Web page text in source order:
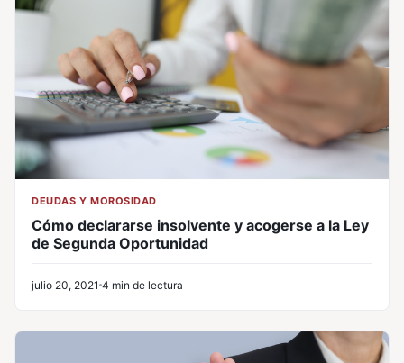
DEUDAS Y MOROSIDAD
Cómo declararse insolvente y acogerse a la Ley
de Segunda Oportunidad
julio 20, 2021 4 min de lectura